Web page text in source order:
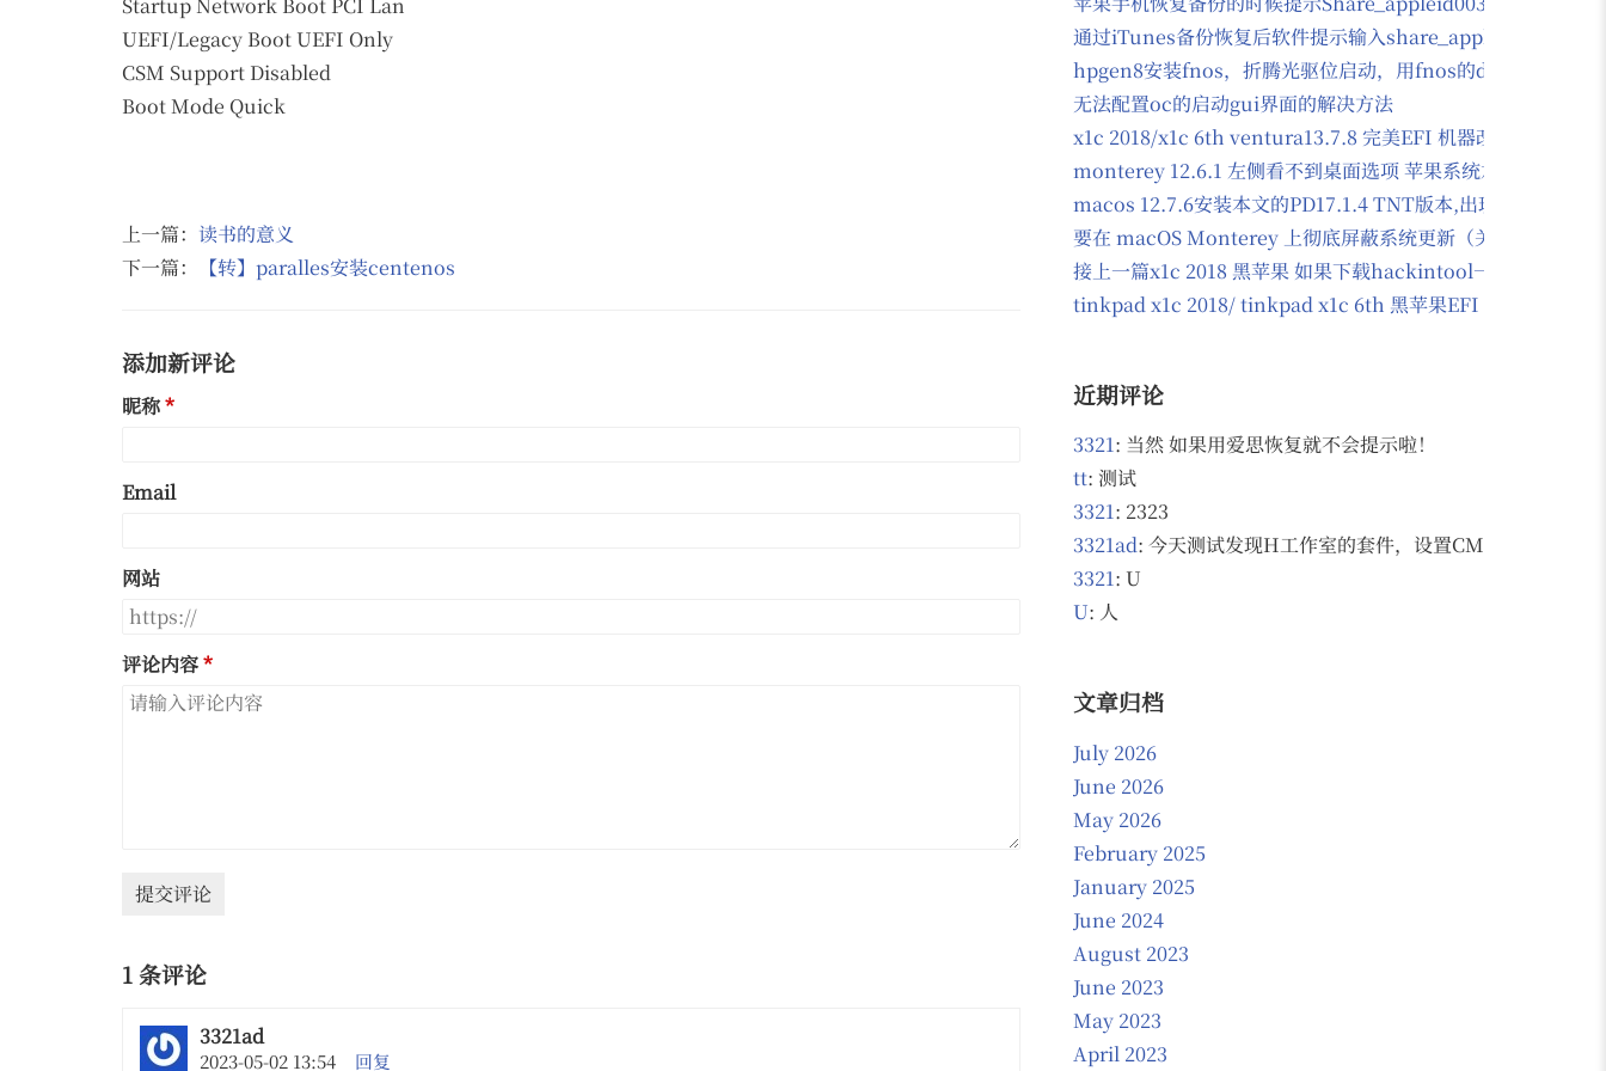
UEFI/Legacy Boot UEFI Only
CSM Support Disabled
Boot Mode Quick
上一篇： 读书的意义
下一篇：
【转】paralles安装centenos
添加新评论
昵称
Email
网站
评论内容
提交评论
1 条评论
3321ad
2023-05-02 13:54 回复
通过iTunes备份恢复后软件提示输入
hpgen8安装fnos，折腾光驱位启动，用fnos的docker安装
无法配置oc的启动gui界面的解决方法
x1c 2018/x1c 6th ventura13.7.8 完美EFI 机器改过dw1560网
monterey 12.6.1 左侧看不到桌面选项 苹果系统左侧看不到桌
macos 12.7.6安装本文的PD17.1.4 TNT版本,出现以下提示
要在 macOS Monterey 上彻底屏蔽系统更新（关闭自动检查
接上一篇x1c 2018 黑苹果 如果下载hackintool一打开就显示
tinkpad x1c 2018/ tinkpad x1c 6th 黑苹果EFI 支持
近期评论
3321: 当然 如果用爱思恢复就不会提示啦！
tt: 测试
3321: 2323
3321ad: 今天测试发现H工作室的套件，设置CMS 为NO的话
3321: U
U: 人
文章归档
July 2026
June 2026
May 2026
February 2025
January 2025
June 2024
August 2023
June 2023
May 2023
April 2023